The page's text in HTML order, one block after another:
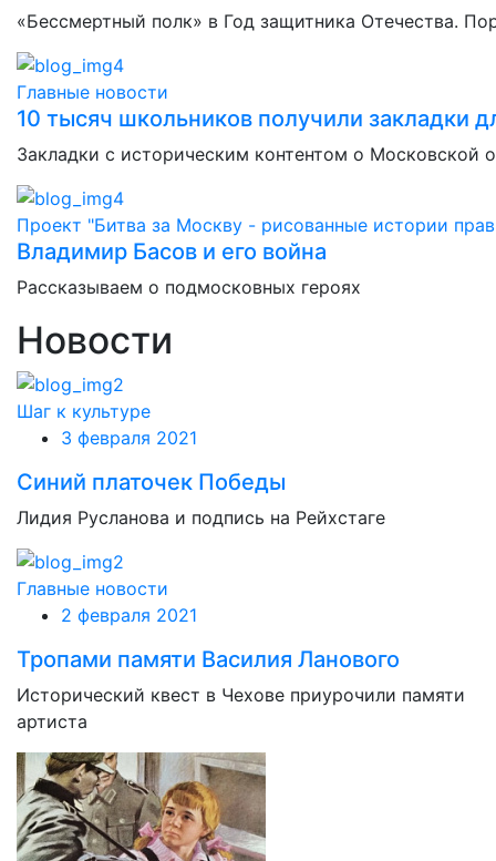
«Бессмертный полк» в Год защитника Отечества.
Главные новости
10 тысяч школьников получили закладки
Закладки с историческим контентом о
Проект "Битва за Москву - рисованные истории
Владимир Басов и его война
Рассказываем о подмосковных героях
Новости
Шаг к культуре
3 февраля 2021
Синий платочек Победы
Лидия Русланова и подпись на Рейхстаге
Главные новости
2 февраля 2021
Тропами памяти Василия Ланового
Исторический квест в Чехове приурочили памяти
артиста